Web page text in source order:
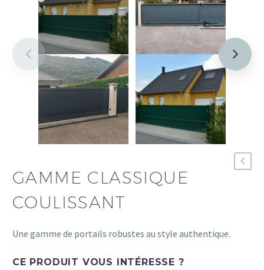
GAMME CLASSIQUE
COULISSANT
Une gamme de portails robustes au style authentique.
CE PRODUIT VOUS INTÉRESSE ?